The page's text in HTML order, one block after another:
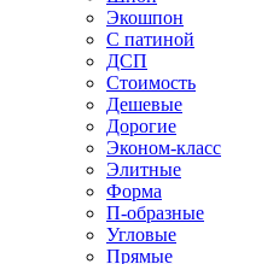
Экошпон
С патиной
ДСП
Стоимость
Дешевые
Дорогие
Эконом-класс
Элитные
Форма
П-образные
Угловые
Прямые